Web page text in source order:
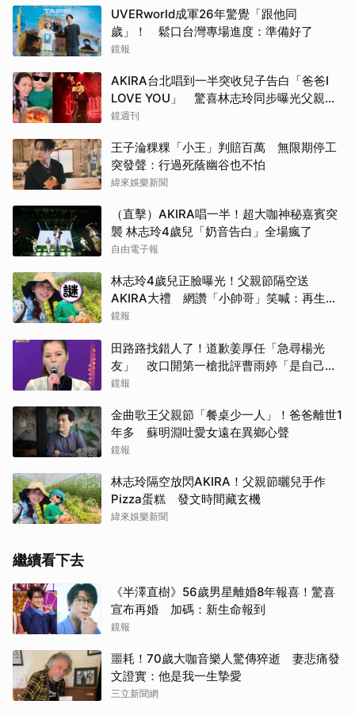
UVERworld成軍26年驚覺「跟他同
歲」！ 鬆口台灣專場進度：準備好了
鏡報
AKIRA台北唱到一半突收兒子告白「爸爸I
LOVE YOU」 驚喜林志玲同步曝光父親節
「披薩蛋糕」
鏡週刊
王子淪粿粿「小王」判賠百萬 無限期停工
突發聲：行過死蔭幽谷也不怕
緯來娛樂新聞
（直擊）AKIRA唱一半！超大咖神秘嘉賓突
襲 林志玲4歲兒「奶音告白」全場瘋了
自由電子報
林志玲4歲兒正臉曝光！父親節隔空送
AKIRA大禮 網讚「小帥哥」笑喊：再生一
個
鏡報
田路路找錯人了！道歉姜厚任「急尋楊光
友」 改口開第一槍批評曹雨婷「是自己太
衝動」
鏡報
金曲歌王父親節「餐桌少一人」！爸爸離世1
年多 蘇明淵吐愛女遠在異鄉心聲
鏡報
林志玲隔空放閃AKIRA！父親節曬兒手作
Pizza蛋糕 發文時間藏玄機
緯來娛樂新聞
繼續看下去
《半澤直樹》56歲男星離婚8年報喜！驚喜
宣布再婚 加碼：新生命報到
鏡報
噩耗！70歲大咖音樂人驚傳猝逝 妻悲痛發
文證實：他是我一生摯愛
三立新聞網